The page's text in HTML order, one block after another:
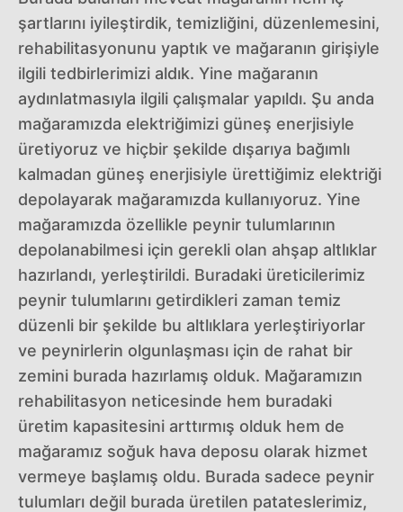
şartlarını iyileştirdik, temizliğini, düzenlemesini,
rehabilitasyonunu yaptık ve mağaranın girişiyle
ilgili tedbirlerimizi aldık. Yine mağaranın
aydınlatmasıyla ilgili çalışmalar yapıldı. Şu anda
mağaramızda elektriğimizi güneş enerjisiyle
üretiyoruz ve hiçbir şekilde dışarıya bağımlı
kalmadan güneş enerjisiyle ürettiğimiz elektriği
depolayarak mağaramızda kullanıyoruz. Yine
mağaramızda özellikle peynir tulumlarının
depolanabilmesi için gerekli olan ahşap altlıklar
hazırlandı, yerleştirildi. Buradaki üreticilerimiz
peynir tulumlarını getirdikleri zaman temiz
düzenli bir şekilde bu altlıklara yerleştiriyorlar
ve peynirlerin olgunlaşması için de rahat bir
zemini burada hazırlamış olduk. Mağaramızın
rehabilitasyon neticesinde hem buradaki
üretim kapasitesini arttırmış olduk hem de
mağaramız soğuk hava deposu olarak hizmet
vermeye başlamış oldu. Burada sadece peynir
tulumları değil burada üretilen patateslerimiz,